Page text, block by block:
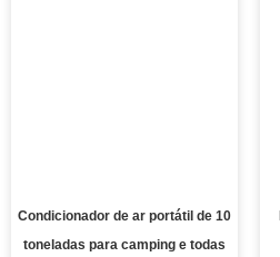
Condicionador de ar portátil de 10
toneladas para camping e todas